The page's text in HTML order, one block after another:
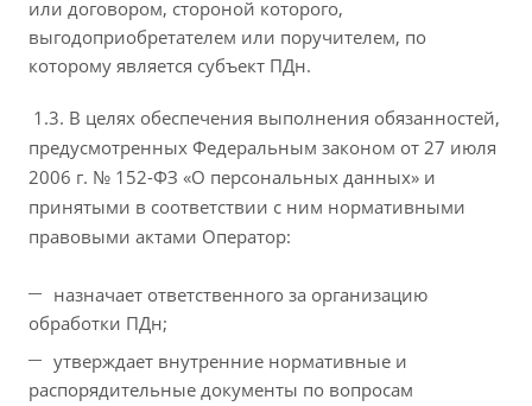
или договором, стороной которого,
выгодоприобретателем или поручителем, по
которому является субъект ПДн.
1.3. В целях обеспечения выполнения обязанностей,
предусмотренных Федеральным законом от 27 июля
2006 г. № 152-ФЗ «О персональных данных» и
принятыми в соответствии с ним нормативными
правовыми актами Оператор:
назначает ответственного за организацию
обработки ПДн;
утверждает внутренние нормативные и
распорядительные документы по вопросам